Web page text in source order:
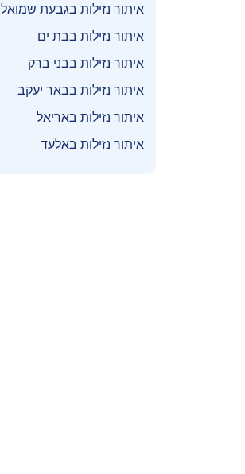
איתור נזילות בגבעת שמואל
איתור נזילות בבת ים
איתור נזילות בבני ברק
איתור נזילות בבאר יעקב
איתור נזילות באריאל
איתור נזילות באלעד